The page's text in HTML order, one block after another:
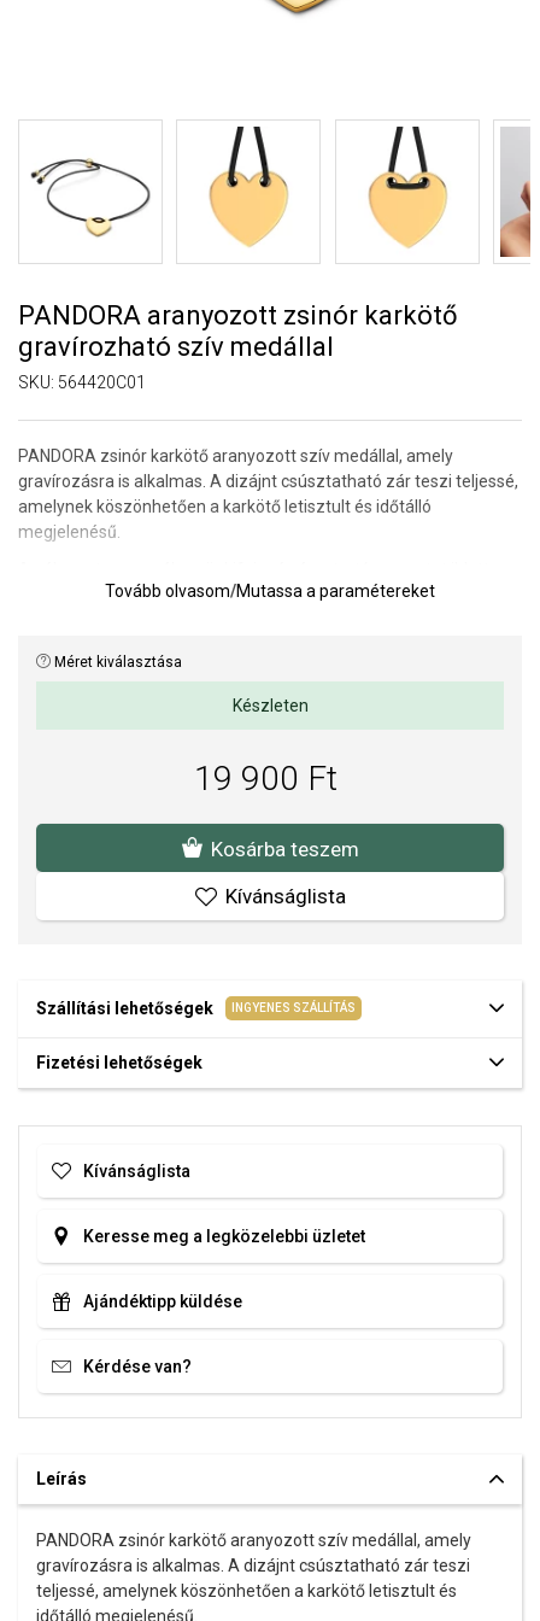
PANDORA aranyozott zsinór karkötő
gravírozható szív medállal
SKU: 564420C01
PANDORA zsinór karkötő aranyozott szív medállal, amely
gravírozásra is alkalmas. A dizájnt csúsztatható zár teszi teljessé,
amelynek köszönhetően a karkötő letisztult és időtálló
megjelenésű.
miközben a szív helyet kínál egy saját üzenet számára. Így
A karkötő hossza állítható (csúszós csattal).
. Felhívjuk a figyelmét, hogy a magas
réztartalmú ékszerek lágy színe az idő múlásával a viselés
következtében hangsúlyosabbá, és enyhén rózsaszínűbbé válhat.
Az ékszerek aranyozása csak ideiglenes felületkezelés, és a
garancia nem vonatkozik azok kopására.
Tovább olvasom/Mutassa a paramétereket
Méret kiválasztása
Készleten
19 900 Ft
Kosárba teszem
Kívánságlista
Szállítási lehetőségek INGYENES SZÁLLÍTÁS
Fizetési lehetőségek
Kívánságlista
Keresse meg a legközelebbi üzletet
Ajándéktipp küldése
Kérdése van?
Leírás
PANDORA zsinór karkötő aranyozott szív medállal, amely
gravírozásra is alkalmas. A dizájnt csúsztatható zár teszi
teljessé, amelynek köszönhetően a karkötő letisztult és
időtálló megjelenésű.